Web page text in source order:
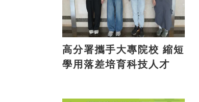
高分署攜手大專院校 縮短
學用落差培育科技人才